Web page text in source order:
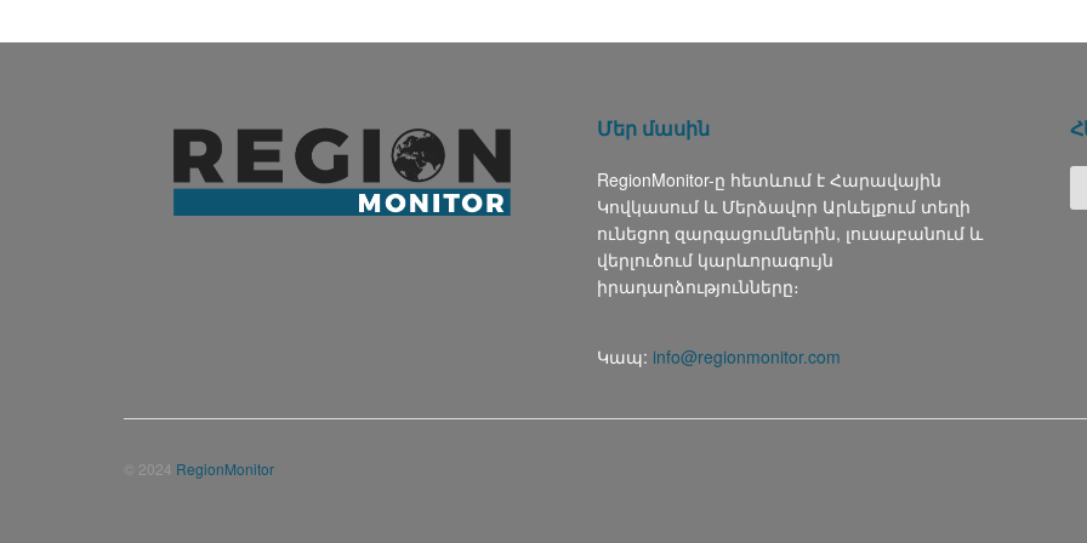
Մեր մասին
RegionMonitor-ը հետևում է Հարավային
Կովկասում և Մերձավոր Արևելքում տեղի
ունեցող զարգացումներին, լուսաբանում և
վերլուծում կարևորագույն
իրադարձությունները։
Կապ: info@regionmonitor.com
© 2024 RegionMonitor